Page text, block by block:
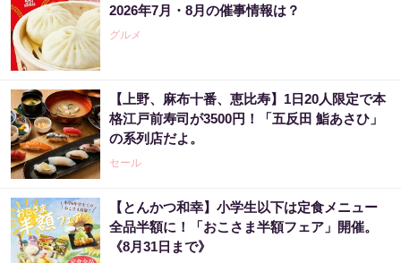
2026年7月・8月の催事情報は？
グルメ
【上野、麻布十番、恵比寿】1日20人限定で本
格江戸前寿司が3500円！「五反田 鮨あさひ」
の系列店だよ。
セール
【とんかつ和幸】小学生以下は定食メニュー
全品半額に！「おこさま半額フェア」開催。
《8月31日まで》